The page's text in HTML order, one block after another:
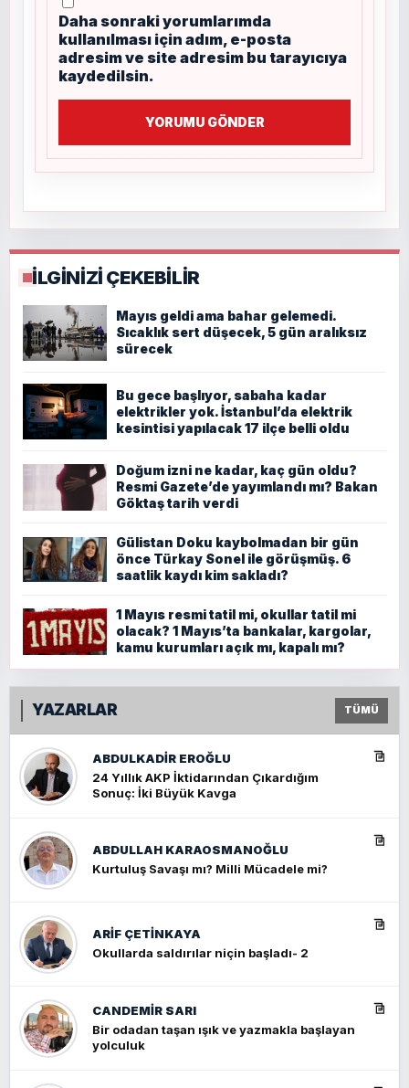
Daha sonraki yorumlarımda
kullanılması için adım, e-posta
adresim ve site adresim bu tarayıcıya
kaydedilsin.
YORUMU GÖNDER
İLGİNİZİ ÇEKEBİLİR
Mayıs geldi ama bahar gelemedi.
Sıcaklık sert düşecek, 5 gün aralıksız
sürecek
Bu gece başlıyor, sabaha kadar
elektrikler yok. İstanbul’da elektrik
kesintisi yapılacak 17 ilçe belli oldu
Doğum izni ne kadar, kaç gün oldu?
Resmi Gazete’de yayımlandı mı? Bakan
Göktaş tarih verdi
Gülistan Doku kaybolmadan bir gün
önce Türkay Sonel ile görüşmüş. 6
saatlik kaydı kim sakladı?
1 Mayıs resmi tatil mi, okullar tatil mi
olacak? 1 Mayıs’ta bankalar, kargolar,
kamu kurumları açık mı, kapalı mı?
YAZARLAR TÜMÜ
ABDULKADIR EROĞLU
24 Yıllık AKP İktidarından Çıkardığım
Sonuç: İki Büyük Kavga
ABDULLAH KARAOSMANOĞLU
Kurtuluş Savaşı mı? Milli Mücadele mi?
ARIF ÇETİNKAYA
Okullarda saldırılar niçin başladı- 2
CANDEMIR SARI
Bir odadan taşan ışık ve yazmakla başlayan
yolculuk